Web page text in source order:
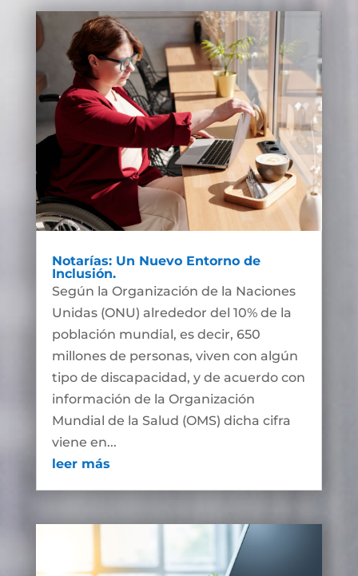
Notarías: Un Nuevo Entorno de
Inclusión.
Según la Organización de la Naciones
Unidas (ONU) alrededor del 10% de la
población mundial, es decir, 650
millones de personas, viven con algún
tipo de discapacidad, y de acuerdo con
información de la Organización
Mundial de la Salud (OMS) dicha cifra
viene en...
leer más